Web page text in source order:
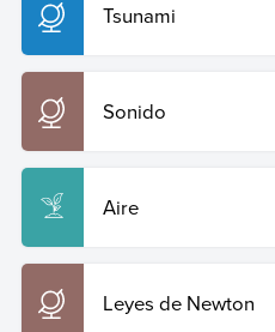
Tsunami
Sonido
Aire
Leyes de Newton